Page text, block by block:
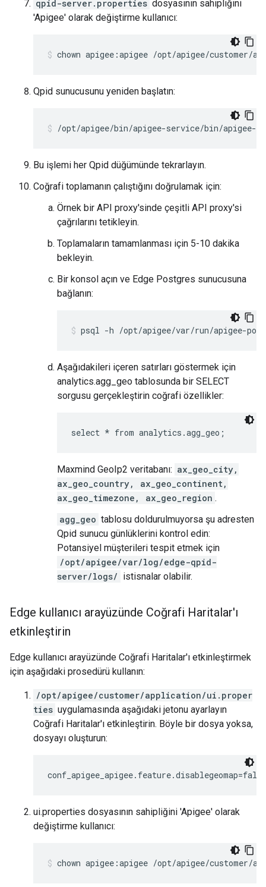
qpid-server.properties dosyasının sahipliğini
'Apigee' olarak değiştirme kullanıcı:
chown apigee:apigee /opt/apigee/customer/
Qpid sunucusunu yeniden başlatın:
/opt/apigee/bin/apigee-service/bin/apigee-
Bu işlemi her Qpid düğümünde tekrarlayın.
Coğrafi toplamanın çalıştığını doğrulamak için:
Örnek bir API proxy'sinde çeşitli API proxy'si
çağrılarını tetikleyin.
Toplamaların tamamlanması için 5-10 dakika
bekleyin.
Bir konsol açın ve Edge Postgres sunucusuna
bağlanın:
psql -h /opt/apigee/var/run/apigee-
Aşağıdakileri içeren satırları göstermek için
analytics.agg_geo tablosunda bir SELECT
sorgusu gerçekleştirin coğrafi özellikler:
select * from analytics.agg_geo;
Maxmind GeoIp2 veritabanı: ax_geo_city,
ax_geo_country, ax_geo_continent,
ax_geo_timezone, ax_geo_region .
agg_geo tablosu doldurulmuyorsa şu adresten
Qpid sunucu günlüklerini kontrol edin:
Potansiyel müşterileri tespit etmek için
/opt/apigee/var/log/edge-qpid-
server/logs/ istisnalar olabilir.
Edge kullanıcı arayüzünde Coğrafi Haritalar'ı
etkinleştirin
Edge kullanıcı arayüzünde Coğrafi Haritalar'ı etkinleştirmek
için aşağıdaki prosedürü kullanın:
/opt/apigee/customer/application/ui.proper
ties uygulamasında aşağıdaki jetonu ayarlayın
Coğrafi Haritalar'ı etkinleştirin. Böyle bir dosya yoksa,
dosyayı oluşturun:
conf_apigee_apigee.feature.disablegeomap=false
ui.properties dosyasının sahipliğini 'Apigee' olarak
değiştirme kullanıcı:
chown apigee:apigee /opt/apigee/customer/